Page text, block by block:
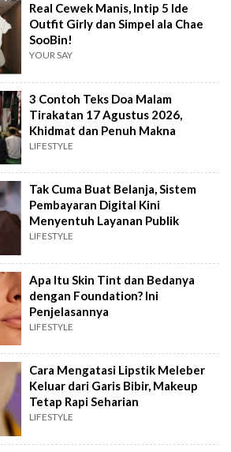
Real Cewek Manis, Intip 5 Ide
Outfit Girly dan Simpel ala Chae
SooBin!
YOUR SAY
3 Contoh Teks Doa Malam
Tirakatan 17 Agustus 2026,
Khidmat dan Penuh Makna
LIFESTYLE
Tak Cuma Buat Belanja, Sistem
Pembayaran Digital Kini
Menyentuh Layanan Publik
LIFESTYLE
Apa Itu Skin Tint dan Bedanya
dengan Foundation? Ini
Penjelasannya
LIFESTYLE
Cara Mengatasi Lipstik Meleber
Keluar dari Garis Bibir, Makeup
Tetap Rapi Seharian
LIFESTYLE